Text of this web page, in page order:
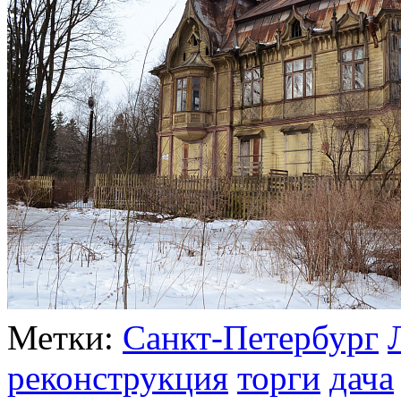
Метки: Санкт-Петербург
реконструкция торги дача